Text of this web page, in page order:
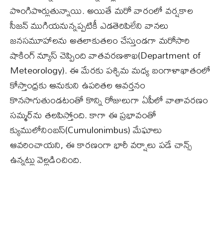
పొంగిపొర్లుతున్నాయి. అయితే మరో వారంలో వర్షకాల
సీజన్ ముగియనున్నప్పటికీ ఎడతెరిపిలేని వానలు
జనసమూహాలను అతలాకుతలం చేస్తుండగా మరోసారి
షాకింగ్ న్యూస్ చెప్పింది వాతవరణశాఖ(Department of
Meteorology). ఈ మేరకు పశ్చిమ మధ్య బంగాళాఖాతంలో
కోస్తాంధ్రకు ఆనుకుని ఉపరితల ఆవర్తనం
కొనసాగుతుండటంతో కొన్ని రోజులుగా ఏపీలో వాతావరణం
సమ్మర్‌ను తలపిస్తోంది. కాగా ఈ ప్రభావంతో
క్యుములోనింబస్‌(Cumulonimbus) మేఘాలు
ఆవరించాయని, ఈ కారణంగా భారీ వర్షాలు పడే చాన్స్
ఉన్నట్లు వెల్లడించింది.